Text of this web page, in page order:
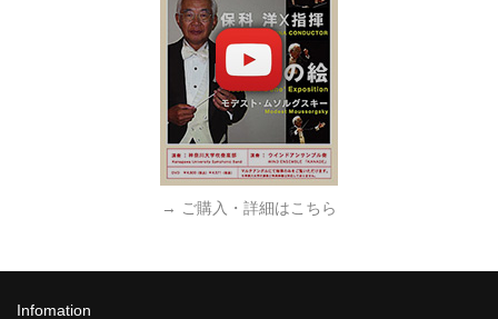
→ ご購入・詳細はこちら
Infomation